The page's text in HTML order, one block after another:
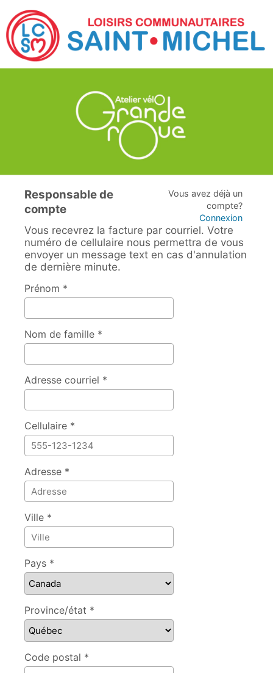
Responsable de
compte
Vous avez déjà un
compte?
Connexion
Vous recevrez la facture par courriel. Votre
numéro de cellulaire nous permettra de vous
envoyer un message text en cas d'annulation
de dernière minute.
Prénom *
Nom de famille *
Adresse courriel *
Cellulaire *
Adresse *
Ville *
Pays *
Province/état *
Code postal *